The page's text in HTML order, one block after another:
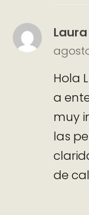
Hola
a
muy
las
de